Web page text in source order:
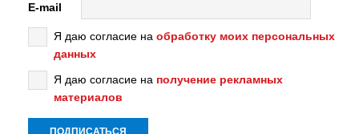
E-mail
Я даю согласие на обработку моих персональных
данных
Я даю согласие на получение рекламных
материалов